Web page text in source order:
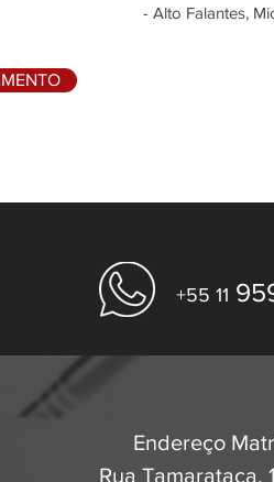
- Alto Falantes,
+55 11
Endereço
Rua Tamarataca,